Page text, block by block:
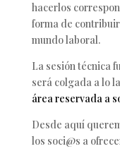
hacerlos
forma de
mundo laboral.
La sesión técnica
será colgada a lo
área reservada a
Desde aquí
los soci@s a